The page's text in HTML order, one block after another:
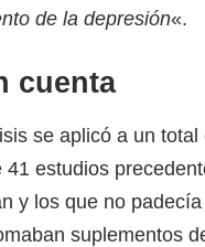
de la depresión«.
cuenta
se aplicó a un total
41 estudios
y los que no
suplementos